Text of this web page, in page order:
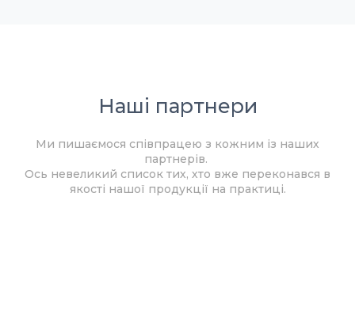
Наші партнери
Ми пишаємося співпрацею з кожним із наших
партнерів.
Ось невеликий список тих, хто вже переконався в
якості нашої продукції на практиці.